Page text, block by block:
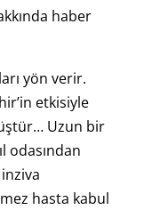
haber
yön verir.
etkisiyle
Uzun bir
odasından
inziva
hasta kabul